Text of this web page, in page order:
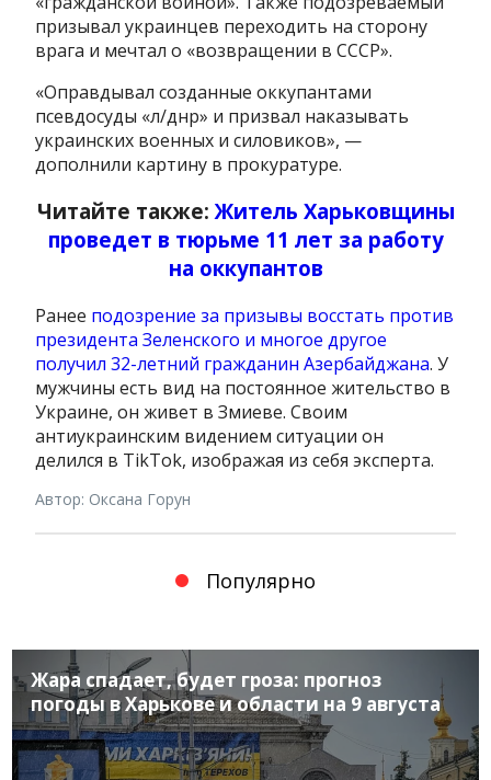
призывал украинцев переходить на сторону
врага и мечтал о «возвращении в СССР».
«Оправдывал созданные оккупантами
псевдосуды «л/днр» и призвал наказывать
украинских военных и силовиков», —
дополнили картину в прокуратуре.
Читайте также:Житель Харьковщины
проведет в тюрьме 11 лет за работу
на оккупантов
Ранее подозрение за призывы восстать против
президента Зеленского и многое другое
получил 32-летний гражданин Азербайджана. У
мужчины есть вид на постоянное жительство в
Украине, он живет в Змиеве. Своим
антиукраинским видением ситуации он
делился в TikTok, изображая из себя эксперта.
Автор: Оксана Горун
Популярно
Жара спадает, будет гроза: прогноз
погоды в Харькове и области на 9 августа